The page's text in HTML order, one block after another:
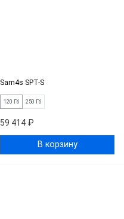
Sam4s SPT-S
120 Гб 250 Гб
59 414 ₽
В корзину